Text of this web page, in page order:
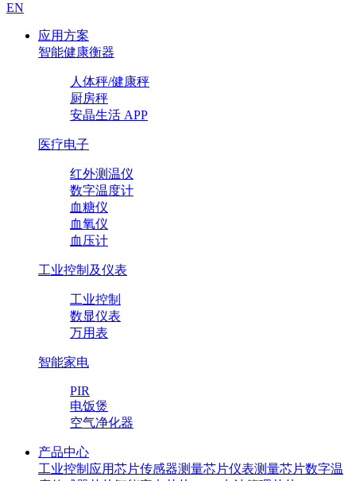
EN
应用方案
智能健康衡器
人体秤/健康秤
厨房秤
安晶生活 APP
医疗电子
红外测温仪
数字温度计
血糖仪
血氧仪
血压计
工业控制及仪表
工业控制
数显仪表
万用表
智能家电
PIR
电饭煲
空气净化器
产品中心
工业控制应用芯片传感器测量芯片仪表测量芯片数字温